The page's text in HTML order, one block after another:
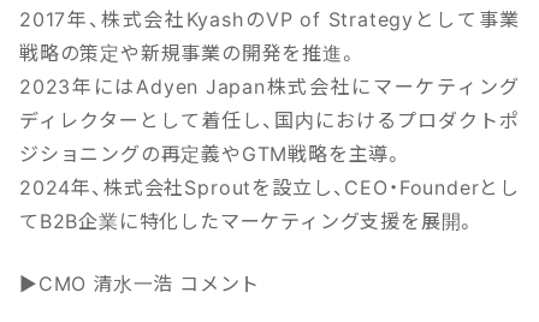
2017年、株式会社KyashのVP of Strategyとして事業
戦略の策定や新規事業の開発を推進。
2023年にはAdyen Japan株式会社にマーケティング
ディレクターとして着任し、国内におけるプロダクトポ
ジショニングの再定義やGTM戦略を主導。
2024年、株式会社Sproutを設立し、CEO・Founderとし
てB2B企業に特化したマーケティング支援を展開。
▶CMO 清水一浩 コメント